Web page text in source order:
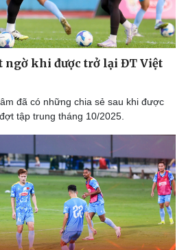
ngờ khi được trở lại ĐT Việt
đã có những chia sẻ sau khi được
tập trung tháng 10/2025.